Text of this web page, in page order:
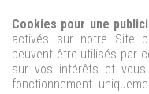
Cookies pour une
activés sur notre Site
peuvent être utilisés par
sur vos intérêts et vous
fonctionnement